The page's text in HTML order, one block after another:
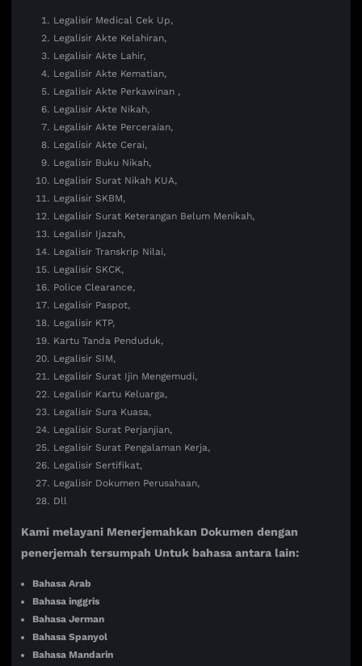
Legalisir Medical Cek Up,
Legalisir Akte Kelahiran,
Legalisir Akte Lahir,
Legalisir Akte Kematian,
Legalisir Akte Perkawinan ,
Legalisir Akte Nikah,
Legalisir Akte Perceraian,
Legalisir Akte Cerai,
Legalisir Buku Nikah,
Legalisir Surat Nikah KUA,
Legalisir SKBM,
Legalisir Surat Keterangan Belum Menikah,
Legalisir Ijazah,
Legalisir Transkrip Nilai,
Legalisir SKCK,
Police Clearance,
Legalisir Paspot,
Legalisir KTP,
Kartu Tanda Penduduk,
Legalisir SIM,
Legalisir Surat Ijin Mengemudi,
Legalisir Kartu Keluarga,
Legalisir Sura Kuasa,
Legalisir Surat Perjanjian,
Legalisir Surat Pengalaman Kerja,
Legalisir Sertifikat,
Legalisir Dokumen Perusahaan,
Dll
Kami melayani Menerjemahkan Dokumen dengan
penerjemah tersumpah Untuk bahasa antara lain:
Bahasa Arab
Bahasa inggris
Bahasa Jerman
Bahasa Spanyol
Bahasa Mandarin